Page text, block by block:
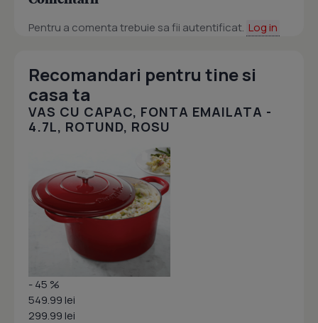
Pentru a comenta trebuie sa fii autentificat. Log in
Recomandari pentru tine si
casa ta
VAS CU CAPAC, FONTA EMAILATA -
4.7L, ROTUND, ROSU
- 45 %
549.99 lei
299.99 lei